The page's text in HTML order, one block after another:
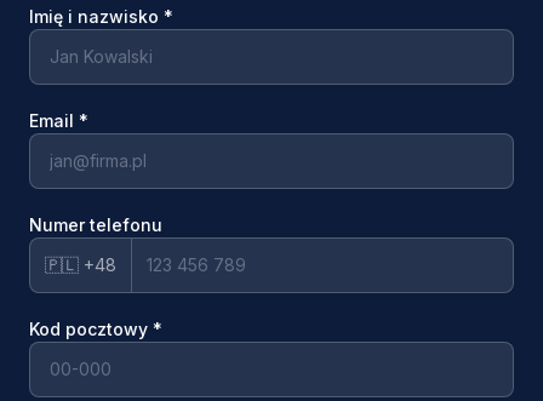
Imię i nazwisko *
Email *
Numer telefonu
🇵🇱 +48
Kod pocztowy *